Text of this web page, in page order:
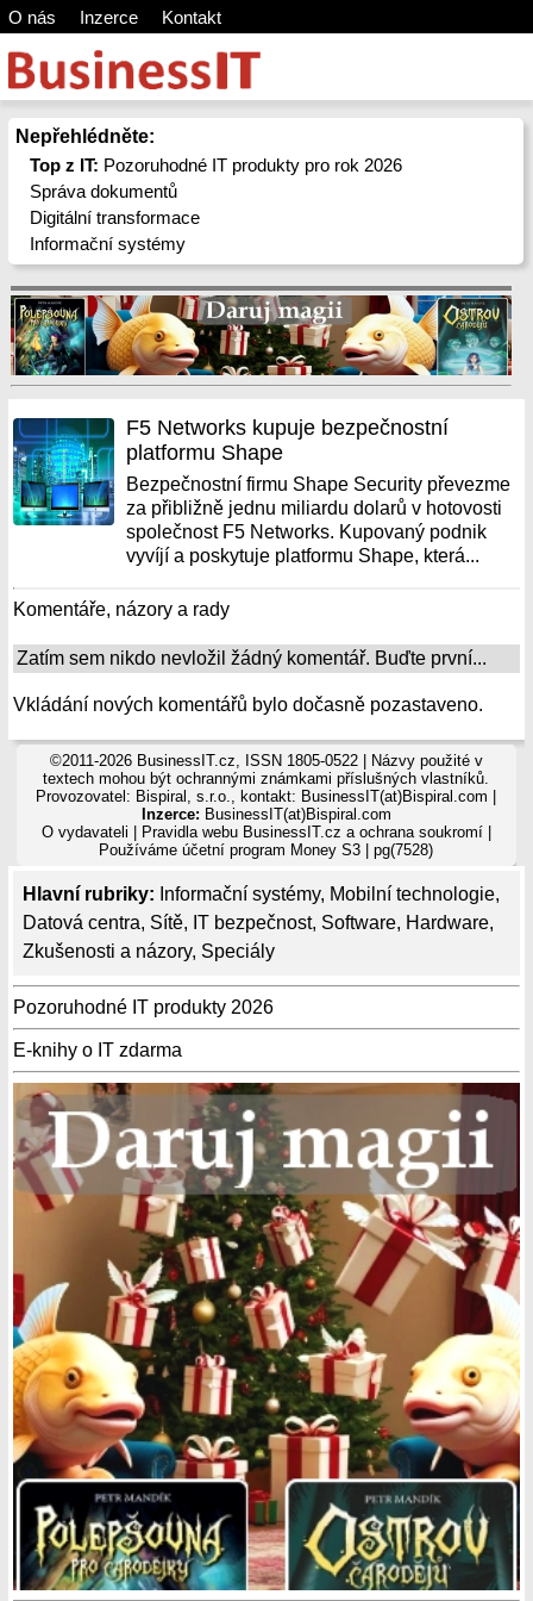
O nás Inzerce Kontakt
Nepřehlédněte:
Top z IT: Pozoruhodné IT produkty pro rok 2026
Správa dokumentů
Digitální transformace
Informační systémy
Hlavní rubriky: Informační systémy, Mobilní technologie,
Datová centra, Sítě, IT bezpečnost, Software, Hardware,
Zkušenosti a názory, Speciály
Pozoruhodné IT produkty 2026
E-knihy o IT zdarma
F5 Networks kupuje bezpečnostní
platformu Shape
Bezpečnostní firmu Shape Security převezme
za přibližně jednu miliardu dolarů v hotovosti
společnost F5 Networks. Kupovaný podnik
vyvíjí a poskytuje platformu Shape, která...
Komentáře, názory a rady
Zatím sem nikdo nevložil žádný komentář. Buďte první...
Vkládání nových komentářů bylo dočasně pozastaveno.
©2011-2026 BusinessIT.cz, ISSN 1805-0522 | Názvy použité v
textech mohou být ochrannými známkami příslušných vlastníků.
Provozovatel: Bispiral, s.r.o., kontakt: BusinessIT(at)Bispiral.com |
Inzerce: BusinessIT(at)Bispiral.com
O vydavateli
Pravidla webu BusinessIT.cz a ochrana soukromí|
Používámeúčetní program Money S3 | pg(7528)